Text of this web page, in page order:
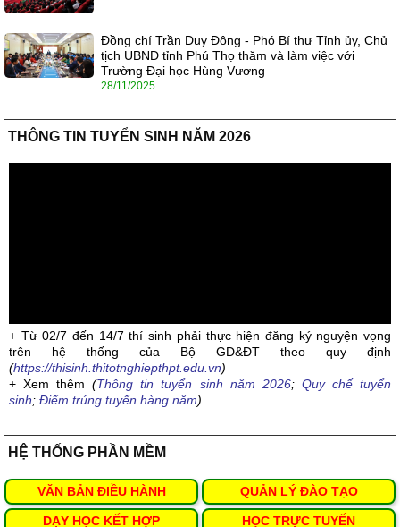
Đồng chí Trần Duy Đông - Phó Bí thư Tỉnh ủy, Chủ
tịch UBND tỉnh Phú Thọ thăm và làm việc với
Trường Đại học Hùng Vương
28/11/2025
THÔNG TIN TUYỂN SINH NĂM 2026
+ Từ 02/7 đến 14/7 thí sinh phải thực hiện đăng ký nguyện vọng
trên hệ thống của Bộ GD&ĐT theo quy định
(https://thisinh.thitotnghiepthpt.edu.vn)
+ Xem thêm(Thông tin tuyển sinh năm 2026; Quy chế tuyển
sinh; Điểm trúng tuyển hàng năm)
HỆ THỐNG PHẦN MỀM
VĂN BẢN ĐIỀU HÀNH QUẢN LÝ ĐÀO TẠO
DẠY HỌC KẾT HỢP HỌC TRỰC TUYẾN